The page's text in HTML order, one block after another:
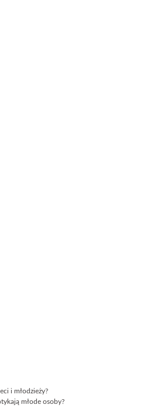
i młodzieży?
młode osoby?